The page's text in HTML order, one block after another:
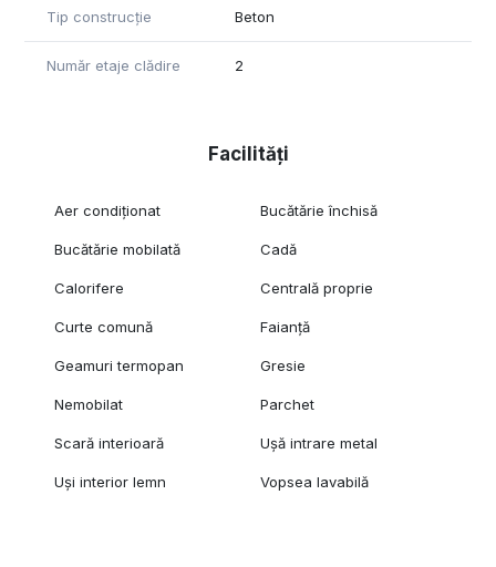
📌 Localizare excelentă:
- Aproape de Piața Victoriei și Gara de Nord
- Acces rapid la metrou și mijloace de transport în comun
companiile care își doresc un spațiu reprezentativ, într-o
stăm cu drag la dispoziție!
Tip construcție Beton
Număr etaje clădire 2
Facilități
Aer condiționat Bucătărie închisă
Bucătărie mobilată Cadă
Calorifere Centrală proprie
Curte comună Faianță
Geamuri termopan Gresie
Nemobilat Parchet
Scară interioară Ușă intrare metal
Uși interior lemn Vopsea lavabilă